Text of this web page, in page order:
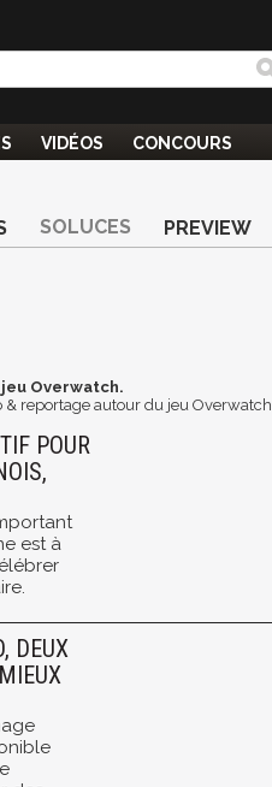
VIDÉOS CONCOURS
SOLUCES PREVIEW
Overwatch.
& reportage autour du jeu Overwatch
POUR
est à
DEUX